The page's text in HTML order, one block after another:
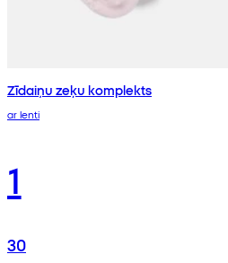
Zīdaiņu zeķu komplekts
ar lenti
1
30